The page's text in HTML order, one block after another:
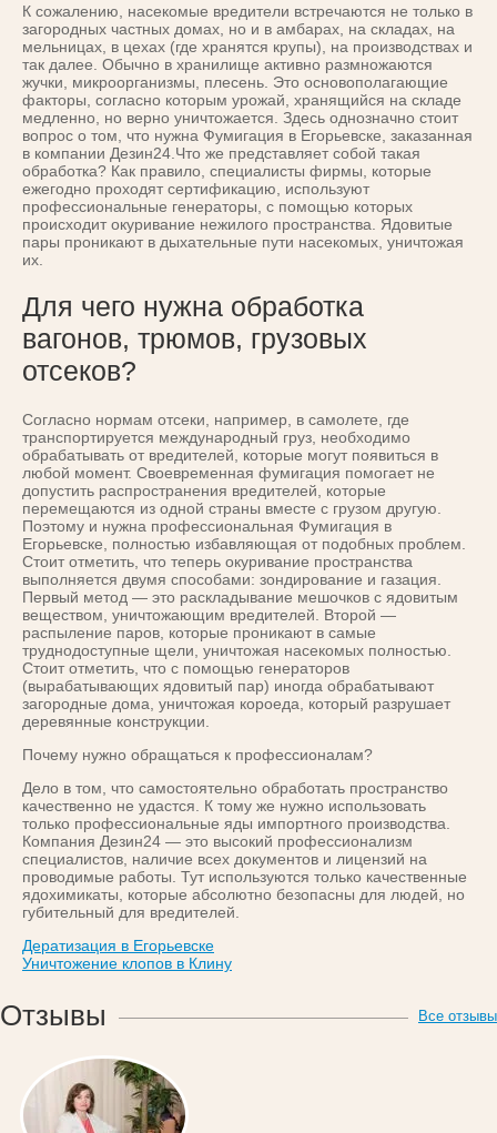
К сожалению, насекомые вредители встречаются не только в
загородных частных домах, но и в амбарах, на складах, на
мельницах, в цехах (где хранятся крупы), на производствах и
так далее. Обычно в хранилище активно размножаются
жучки, микроорганизмы, плесень. Это основополагающие
факторы, согласно которым урожай, хранящийся на складе
медленно, но верно уничтожается. Здесь однозначно стоит
вопрос о том, что нужна Фумигация в Егорьевске, заказанная
в компании Дезин24.Что же представляет собой такая
обработка? Как правило, специалисты фирмы, которые
ежегодно проходят сертификацию, используют
профессиональные генераторы, с помощью которых
происходит окуривание нежилого пространства. Ядовитые
пары проникают в дыхательные пути насекомых, уничтожая
их.
Для чего нужна обработка
вагонов, трюмов, грузовых
отсеков?
Согласно нормам отсеки, например, в самолете, где
транспортируется международный груз, необходимо
обрабатывать от вредителей, которые могут появиться в
любой момент. Своевременная фумигация помогает не
допустить распространения вредителей, которые
перемещаются из одной страны вместе с грузом другую.
Поэтому и нужна профессиональная Фумигация в
Егорьевске, полностью избавляющая от подобных проблем.
Стоит отметить, что теперь окуривание пространства
выполняется двумя способами: зондирование и газация.
Первый метод — это раскладывание мешочков с ядовитым
веществом, уничтожающим вредителей. Второй —
распыление паров, которые проникают в самые
труднодоступные щели, уничтожая насекомых полностью.
Стоит отметить, что с помощью генераторов
(вырабатывающих ядовитый пар) иногда обрабатывают
загородные дома, уничтожая короеда, который разрушает
деревянные конструкции.
Почему нужно обращаться к профессионалам?
Дело в том, что самостоятельно обработать пространство
качественно не удастся. К тому же нужно использовать
только профессиональные яды импортного производства.
Компания Дезин24 — это высокий профессионализм
специалистов, наличие всех документов и лицензий на
проводимые работы. Тут используются только качественные
ядохимикаты, которые абсолютно безопасны для людей, но
губительный для вредителей.
Дератизация в Егорьевске
Уничтожение клопов в Клину
Отзывы Все отзывы